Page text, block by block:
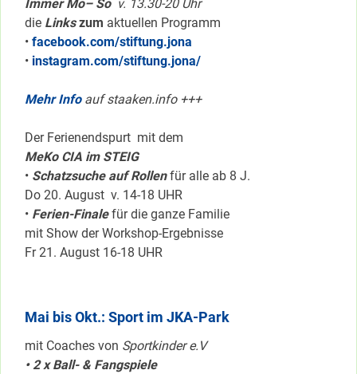
Immer Mo– So v. 13.30-20 Uhr
die Linkszum aktuellen Programm
• facebook.com/stiftung.jona
• instagram.com/stiftung.jona/
Mehr Infoauf staaken.info +++
Der Ferienendspurt mit dem
MeKo CIA im STEIG
• Schatzsuche auf Rollenfür alle ab 8 J.
Do 20. August v. 14-18 UHR
• Ferien-Finalefür die ganze Familie
mit Show der Workshop-Ergebnisse
Fr 21. August 16-18 UHR
Mai bis Okt.: Sport im JKA-Park
mit Coaches von Sportkinder e.V
• 2 x Ball- & Fangspiele